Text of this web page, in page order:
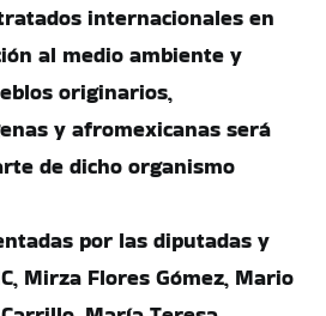
internacionales en
al medio ambiente y
originarios,
y afromexicanas será
de dicho organismo
por las diputadas y
Mirza Flores Gómez, Mario